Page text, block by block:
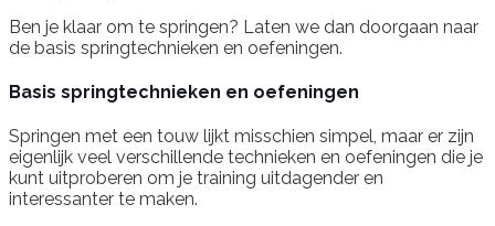
Ben je klaar om te springen? Laten we dan doorgaan naar
de basis springtechnieken en oefeningen.
Basis springtechnieken en oefeningen
Springen met een touw lijkt misschien simpel, maar er zijn
eigenlijk veel verschillende technieken en oefeningen die je
kunt uitproberen om je training uitdagender en
interessanter te maken.